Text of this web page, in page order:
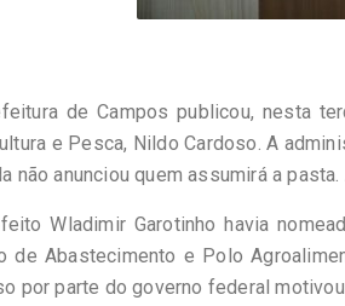
de Campos publicou, nesta
e Pesca, Nildo Cardoso. A
não anunciou quem assumirá a
Wladimir Garotinho havia
de Abastecimento e Polo
por parte do governo federal